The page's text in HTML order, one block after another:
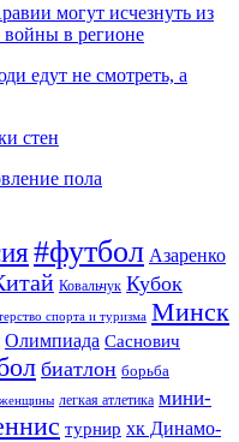
могут исчезнуть из
войны в регионе
едут не смотреть, а
стен
пола
#футбол Азаренко
Ковальчук Кубок
спорта и туризма Минск
Олимпиада Саснович
биатлон борьба
женщины легкая атлетика мини-
турнир хк Динамо-